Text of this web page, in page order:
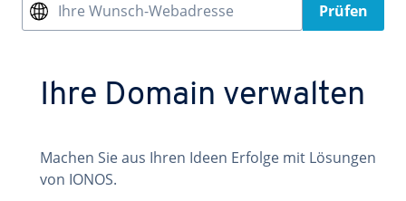
Ihre Wunsch-Webadresse Prüfen
Ihre Domain verwalten
Machen Sie aus Ihren Ideen Erfolge mit Lösungen
von IONOS.